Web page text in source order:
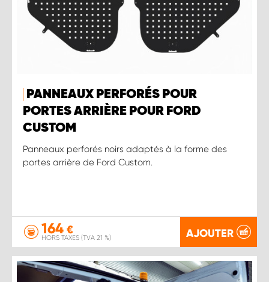
PANNEAUX PERFORÉS POUR
PORTES ARRIÈRE POUR FORD
CUSTOM
Panneaux perforés noirs adaptés à la forme des
portes arrière de Ford Custom.
164 €
HORS TAXES (TVA 21 %) AJOUTER